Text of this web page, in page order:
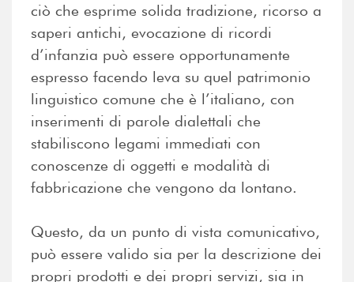
ciò che esprime solida tradizione, ricorso a
saperi antichi, evocazione di ricordi
d’infanzia può essere opportunamente
espresso facendo leva su quel patrimonio
linguistico comune che è l’italiano, con
inserimenti di parole dialettali che
stabiliscono legami immediati con
conoscenze di oggetti e modalità di
fabbricazione che vengono da lontano.
Questo, da un punto di vista comunicativo,
può essere valido sia per la descrizione dei
propri prodotti e dei propri servizi, sia in